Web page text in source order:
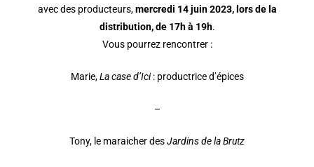
avec des producteurs,mercredi 14 juin 2023, lors de la
distribution, de 17h à 19h.
Vous pourrez rencontrer :
Marie,La case d’Ici: productrice d’épices
–
Tony, le maraicher desJardins de la Brutz